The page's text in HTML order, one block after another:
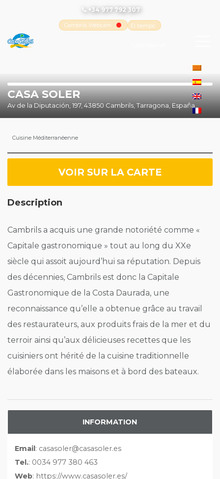
+34 977 792 307
Cambrils Webcam
El tiempo
CASA SOLER
Av de la Diputación, 197, 43850 Cambrils, Tarragona, España
Cuisine Méditerranéenne
VOIR SUR LA CARTE
Description
Cambrils a acquis une grande notoriété comme «
Capitale gastronomique » tout au long du XXe
siècle qui assoit aujourd’hui sa réputation. Depuis
des décennies, Cambrils est donc la Capitale
Gastronomique de la Costa Daurada, une
reconnaissance qu’elle a obtenue grâce au travail
des restaurateurs, aux produits frais de la mer et du
terroir ainsi qu’aux délicieuses recettes que les
cuisiniers ont hérité de la cuisine traditionnelle
élaborée dans les maisons et à bord des bateaux.
INFORMATION
Email: casasoler@casasoler.es
Tel.: 0034 977 380 463
Web: https://www.casasoler.es/